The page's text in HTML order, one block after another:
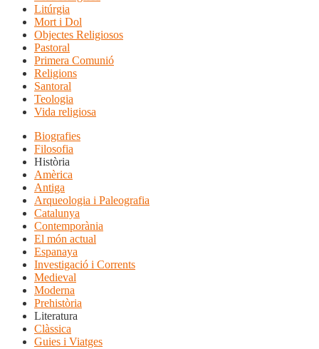
Litúrgia
Mort i Dol
Objectes Religiosos
Pastoral
Primera Comunió
Religions
Santoral
Teologia
Vida religiosa
Biografies
Filosofia
Història
Amèrica
Antiga
Arqueologia i Paleografia
Catalunya
Contemporània
El món actual
Espanaya
Investigació i Corrents
Medieval
Moderna
Prehistòria
Literatura
Clàssica
Guies i Viatges